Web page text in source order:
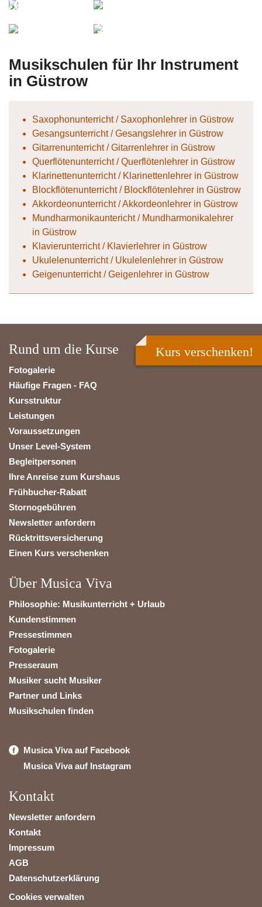
Columpettit
Slowflow
Musikschulen für Ihr Instrument
in Güstrow
Saxophonunterricht / Saxophonlehrer in Güstrow
Gesangsunterricht / Gesangslehrer in Güstrow
Gitarrenunterricht / Gitarrenlehrer in Güstrow
Querflötenunterricht / Querflötenlehrer in Güstrow
Klarinettenunterricht / Klarinettenlehrer in Güstrow
Blockflötenunterricht / Blockflötenlehrer in Güstrow
Akkordeonunterricht / Akkordeonlehrer in Güstrow
Mundharmonikauntericht / Mundharmonikalehrer
in Güstrow
Klavierunterricht / Klavierlehrer in Güstrow
Ukulelenunterricht / Ukulelenlehrer in Güstrow
Geigenunterricht / Geigenlehrer in Güstrow
Rund um die Kurse
Fotogalerie
Häufige Fragen - FAQ
Kursstruktur
Leistungen
Voraussetzungen
Unser Level-System
Begleitpersonen
Ihre Anreise zum Kurshaus
Frühbucher-Rabatt
Stornogebühren
Newsletter anfordern
Rücktrittsversicherung
Einen Kurs verschenken
Über Musica Viva
Philosophie: Musikunterricht + Urlaub
Kundenstimmen
Pressestimmen
Fotogalerie
Presseraum
Musiker sucht Musiker
Partner und Links
Musikschulen finden
Musica Viva auf Facebook
Musica Viva auf Instagram
Kontakt
Newsletter anfordern
Kontakt
Impressum
AGB
Datenschutzerklärung
Cookies verwalten
Kurs verschenken!